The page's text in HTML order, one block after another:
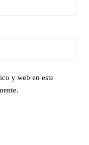
y web en este